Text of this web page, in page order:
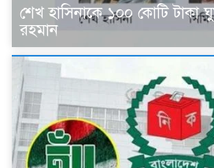
শেখ হাসিনাকে ১০০ কোটি টাকা
রহমান